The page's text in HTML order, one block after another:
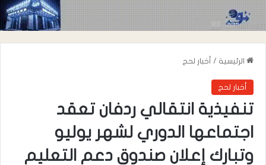
الرئيسية / أخبار لحج
أخبار لحج
تنفيذية انتقالي ردفان تعقد
اجتماعها الدوري لشهر يوليو
وتبارك إعلان صندوق دعم التعليم